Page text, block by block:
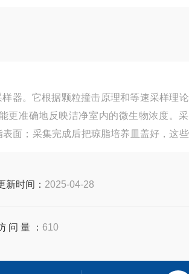
器。它根据颗粒撞击原理和等速采样理
更准确地反映洁净室内的微生物浓度。
面；采集完成后把琼脂培养皿盖好，这
新时间： 2025-04-28
问 量 ： 610